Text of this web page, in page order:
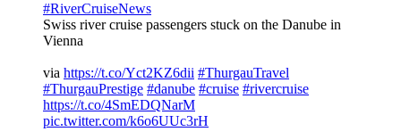
#RiverCruiseNews
Swiss river cruise passengers stuck on the Danube in
Vienna
via https://t.co/Yct2KZ6dii #ThurgauTravel
#ThurgauPrestige #danube #cruise #rivercruise
https://t.co/4SmEDQNarM
pic.twitter.com/k6o6UUc3rH